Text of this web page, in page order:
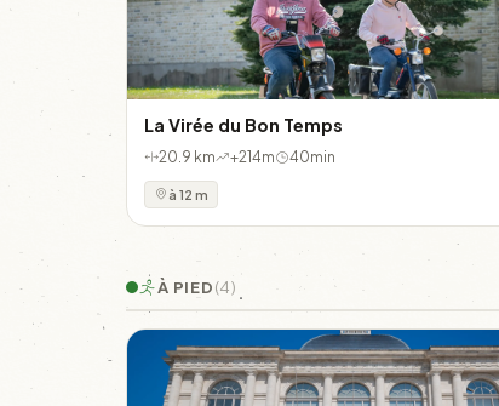
La Virée du Bon Temps
20.9 km +214m 40min
à 12 m
À PIED(4)